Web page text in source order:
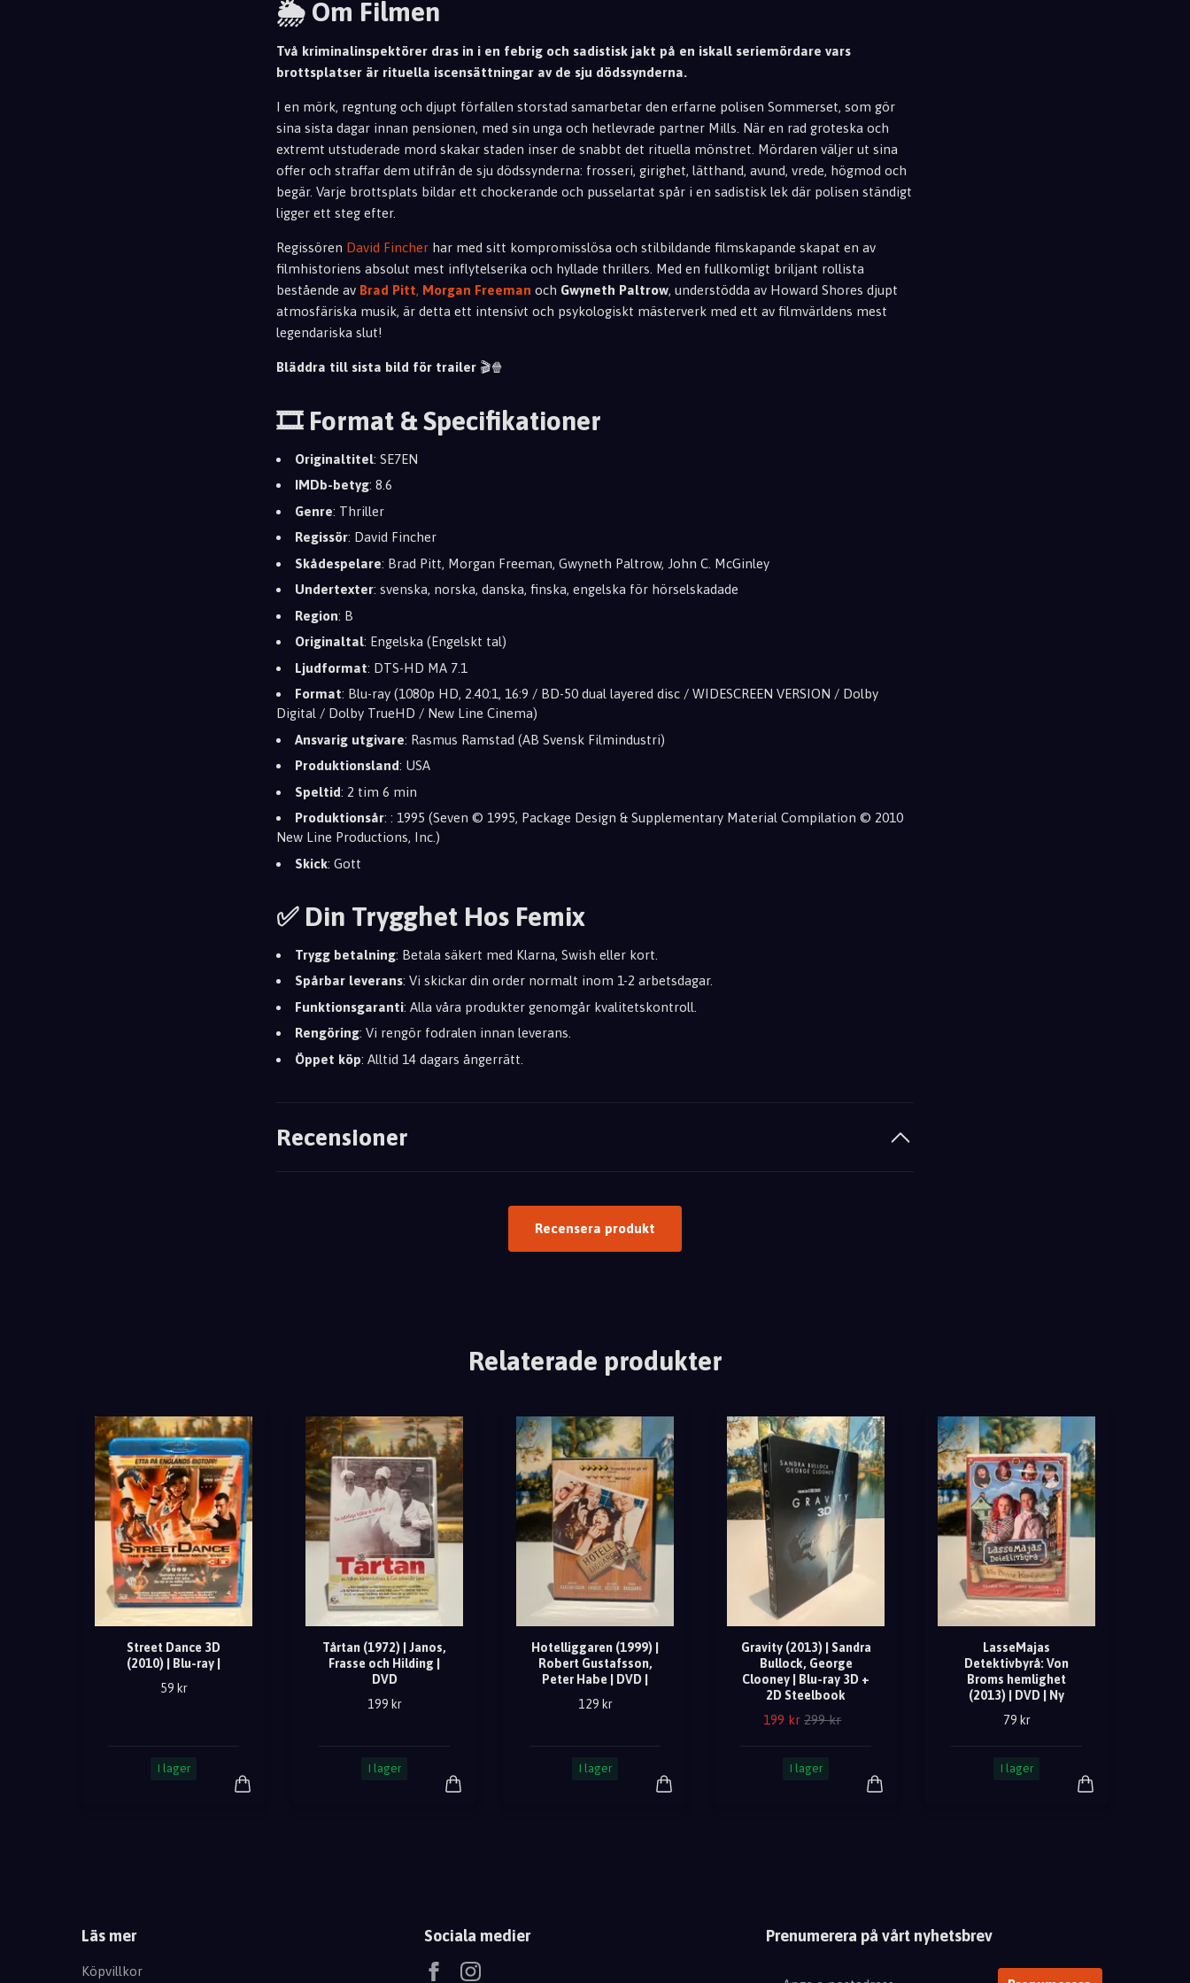
🌦️ Om Filmen
Två kriminalinspektörer dras in i en febrig och sadistisk jakt på en iskall seriemördare vars
brottsplatser är rituella iscensättningar av de sju dödssynderna.
I en mörk, regntung och djupt förfallen storstad samarbetar den erfarne polisen Sommerset, som gör
sina sista dagar innan pensionen, med sin unga och hetlevrade partner Mills. När en rad groteska och
extremt utstuderade mord skakar staden inser de snabbt det rituella mönstret. Mördaren väljer ut sina
offer och straffar dem utifrån de sju dödssynderna: frosseri, girighet, lätthand, avund, vrede, högmod och
begär. Varje brottsplats bildar ett chockerande och pusselartat spår i en sadistisk lek där polisen ständigt
ligger ett steg efter.
Regissören David Fincher har med sitt kompromisslösa och stilbildande filmskapande skapat en av
filmhistoriens absolut mest inflytelserika och hyllade thrillers. Med en fullkomligt briljant rollista
bestående av Brad Pitt, Morgan Freeman och Gwyneth Paltrow, understödda av Howard Shores djupt
atmosfäriska musik, är detta ett intensivt och psykologiskt mästerverk med ett av filmvärldens mest
legendariska slut!
Bläddra till sista bild för trailer 🎬🍿
🎞️ Format & Specifikationer
Originaltitel: SE7EN
IMDb-betyg: 8.6
Genre: Thriller
Regissör: David Fincher
Skådespelare: Brad Pitt, Morgan Freeman, Gwyneth Paltrow, John C. McGinley
Undertexter: svenska, norska, danska, finska, engelska för hörselskadade
Region: B
Originaltal: Engelska (Engelskt tal)
Ljudformat: DTS-HD MA 7.1
Format: Blu-ray (1080p HD, 2.40:1, 16:9 / BD-50 dual layered disc / WIDESCREEN VERSION / Dolby
Digital / Dolby TrueHD / New Line Cinema)
Ansvarig utgivare: Rasmus Ramstad (AB Svensk Filmindustri)
Produktionsland: USA
Speltid: 2 tim 6 min
Produktionsår: : 1995 (Seven © 1995, Package Design & Supplementary Material Compilation © 2010
New Line Productions, Inc.)
Skick: Gott
✅ Din Trygghet Hos Femix
Trygg betalning: Betala säkert med Klarna, Swish eller kort.
Spårbar leverans: Vi skickar din order normalt inom 1-2 arbetsdagar.
Funktionsgaranti: Alla våra produkter genomgår kvalitetskontroll.
Rengöring: Vi rengör fodralen innan leverans.
Öppet köp: Alltid 14 dagars ångerrätt.
Recensioner
Recensera produkt
Relaterade produkter
Street Dance 3D
(2010) | Blu-ray |
59 kr
I lager
Tårtan (1972) | Janos,
Frasse och Hilding |
DVD
199 kr
I lager
Hotelliggaren (1999) |
Robert Gustafsson,
Peter Habe | DVD |
129 kr
I lager
Gravity (2013) | Sandra
Bullock, George
Clooney | Blu-ray 3D +
2D Steelbook
199 kr 299 kr
I lager
LasseMajas
Detektivbyrå: Von
Broms hemlighet
(2013) | DVD | Ny
79 kr
I lager
Läs mer
Köpvillkor
Sociala medier Prenumerera på vårt nyhetsbrev